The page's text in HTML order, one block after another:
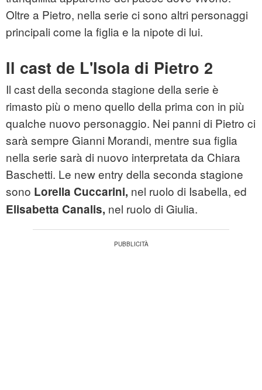
Oltre a Pietro, nella serie ci sono altri personaggi
principali come la figlia e la nipote di lui.
Il cast de L'Isola di Pietro 2
Il cast della seconda stagione della serie è
rimasto più o meno quello della prima con in più
qualche nuovo personaggio. Nei panni di Pietro ci
sarà sempre Gianni Morandi, mentre sua figlia
nella serie sarà di nuovo interpretata da Chiara
Baschetti. Le new entry della seconda stagione
sono Lorella Cuccarini, nel ruolo di Isabella, ed
Elisabetta Canalis, nel ruolo di Giulia.